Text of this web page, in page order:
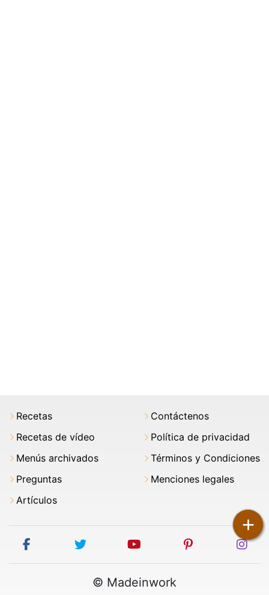
+
Recetas
Recetas de vídeo
Menús archivados
Preguntas
Artículos
Contáctenos
Política de privacidad
Términos y Condiciones
Menciones legales
facebook twitter youtube pinterest
© Madeinwork